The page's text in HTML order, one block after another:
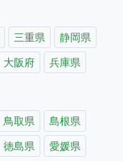
三重県
静岡県
大阪府
兵庫県
鳥取県
島根県
徳島県
愛媛県